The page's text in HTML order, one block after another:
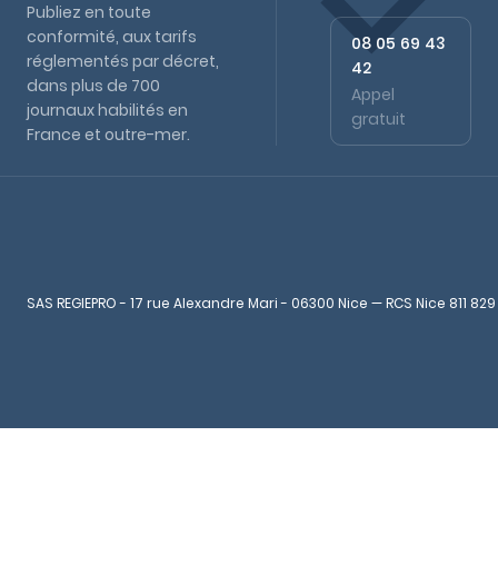
Publiez en toute
conformité, aux tarifs
réglementés par décret,
dans plus de 700
journaux habilités en
France et outre-mer.
08 05 69 43
42
Appel
gratuit
SAS REGIEPRO - 17 rue Alexandre Mari - 06300 Nice — RCS Nice 811